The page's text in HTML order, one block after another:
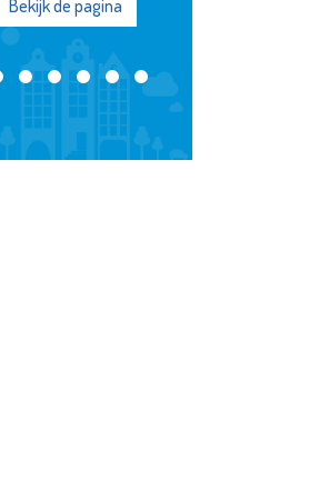
Bekijk de pagina